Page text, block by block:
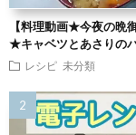
【料理動画★今夜の晩
★キャベツとあさりの
レシピ 未分類